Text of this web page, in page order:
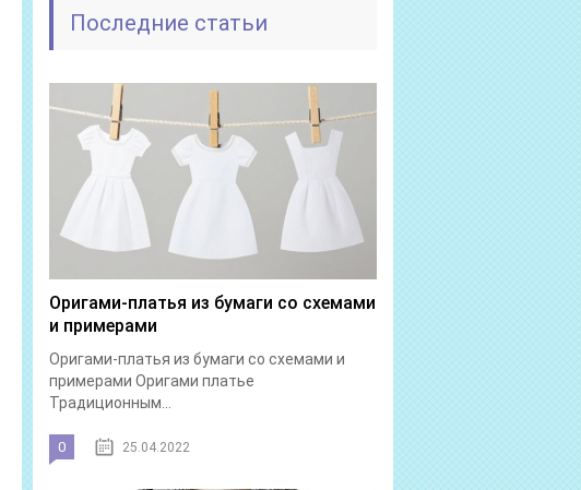
Последние статьи
Оригами-платья из бумаги со схемами
и примерами
Оригами-платья из бумаги со схемами и
примерами Оригами платье
Традиционным...
0 25.04.2022